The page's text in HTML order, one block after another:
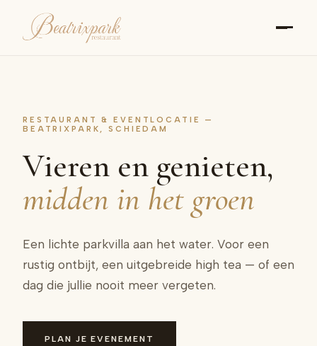
RESTAURANT & EVENTLOCATIE —
BEATRIXPARK, SCHIEDAM
Vieren en genieten,
midden in het groen
Een lichte parkvilla aan het water. Voor een
rustig ontbijt, een uitgebreide high tea — of een
dag die jullie nooit meer vergeten.
PLAN JE EVENEMENT